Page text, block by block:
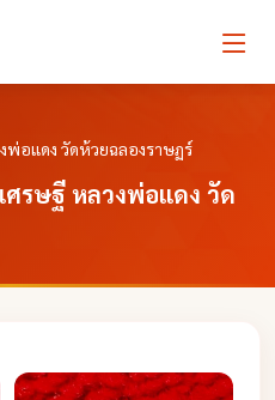
อแดง วัดห้วยฉลองราษฏร์
รษฐี หลวงพ่อแดง วัด